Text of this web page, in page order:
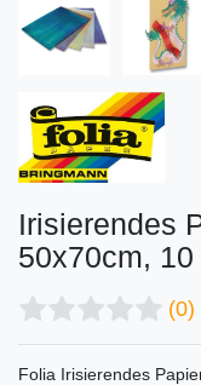
Irisierendes
50x70cm,
(0)
Folia Irisierendes